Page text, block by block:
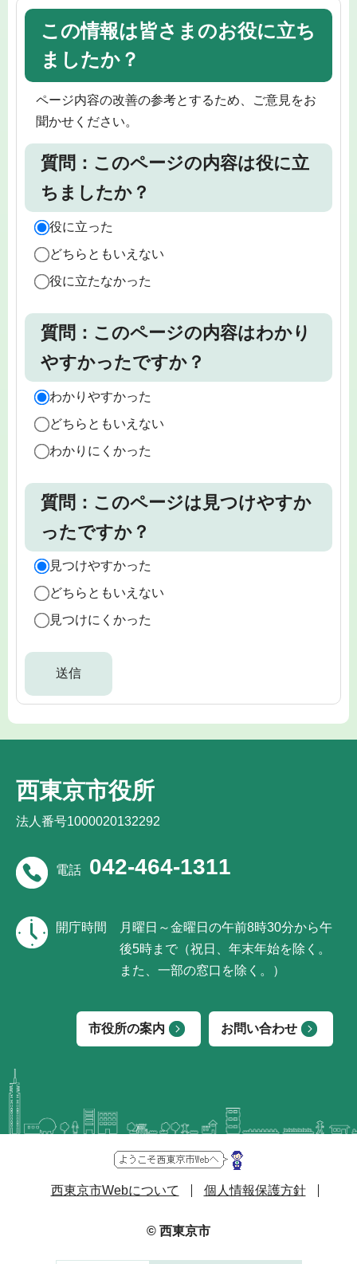
この情報は皆さまのお役に立ち
ましたか？
ページ内容の改善の参考とするため、ご意見をお
聞かせください。
質問：このページの内容は役に立
ちましたか？
役に立った
どちらともいえない
役に立たなかった
質問：このページの内容はわかり
やすかったですか？
わかりやすかった
どちらともいえない
わかりにくかった
質問：このページは見つけやすか
ったですか？
見つけやすかった
どちらともいえない
見つけにくかった
西東京市役所
法人番号1000020132292
電話 042-464-1311
開庁時間
月曜日～金曜日の午前8時30分から午
後5時まで（祝日、年末年始を除く。
また、一部の窓口を除く。）
市役所の案内 お問い合わせ
西東京市Webについて 個人情報保護方針
© 西東京市